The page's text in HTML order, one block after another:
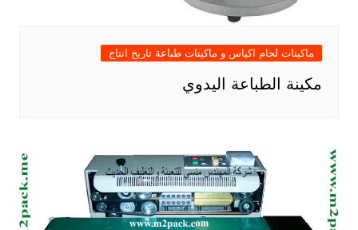
ماكينات لحام اكياس و ماكينات طباعة تاريخ انتاج
مكينة الطباعة اليدوي